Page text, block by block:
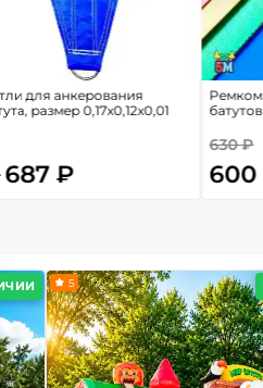
для анкерования
размер 0,17x0,12x0,01
687 ₽
батутов
630 ₽
5